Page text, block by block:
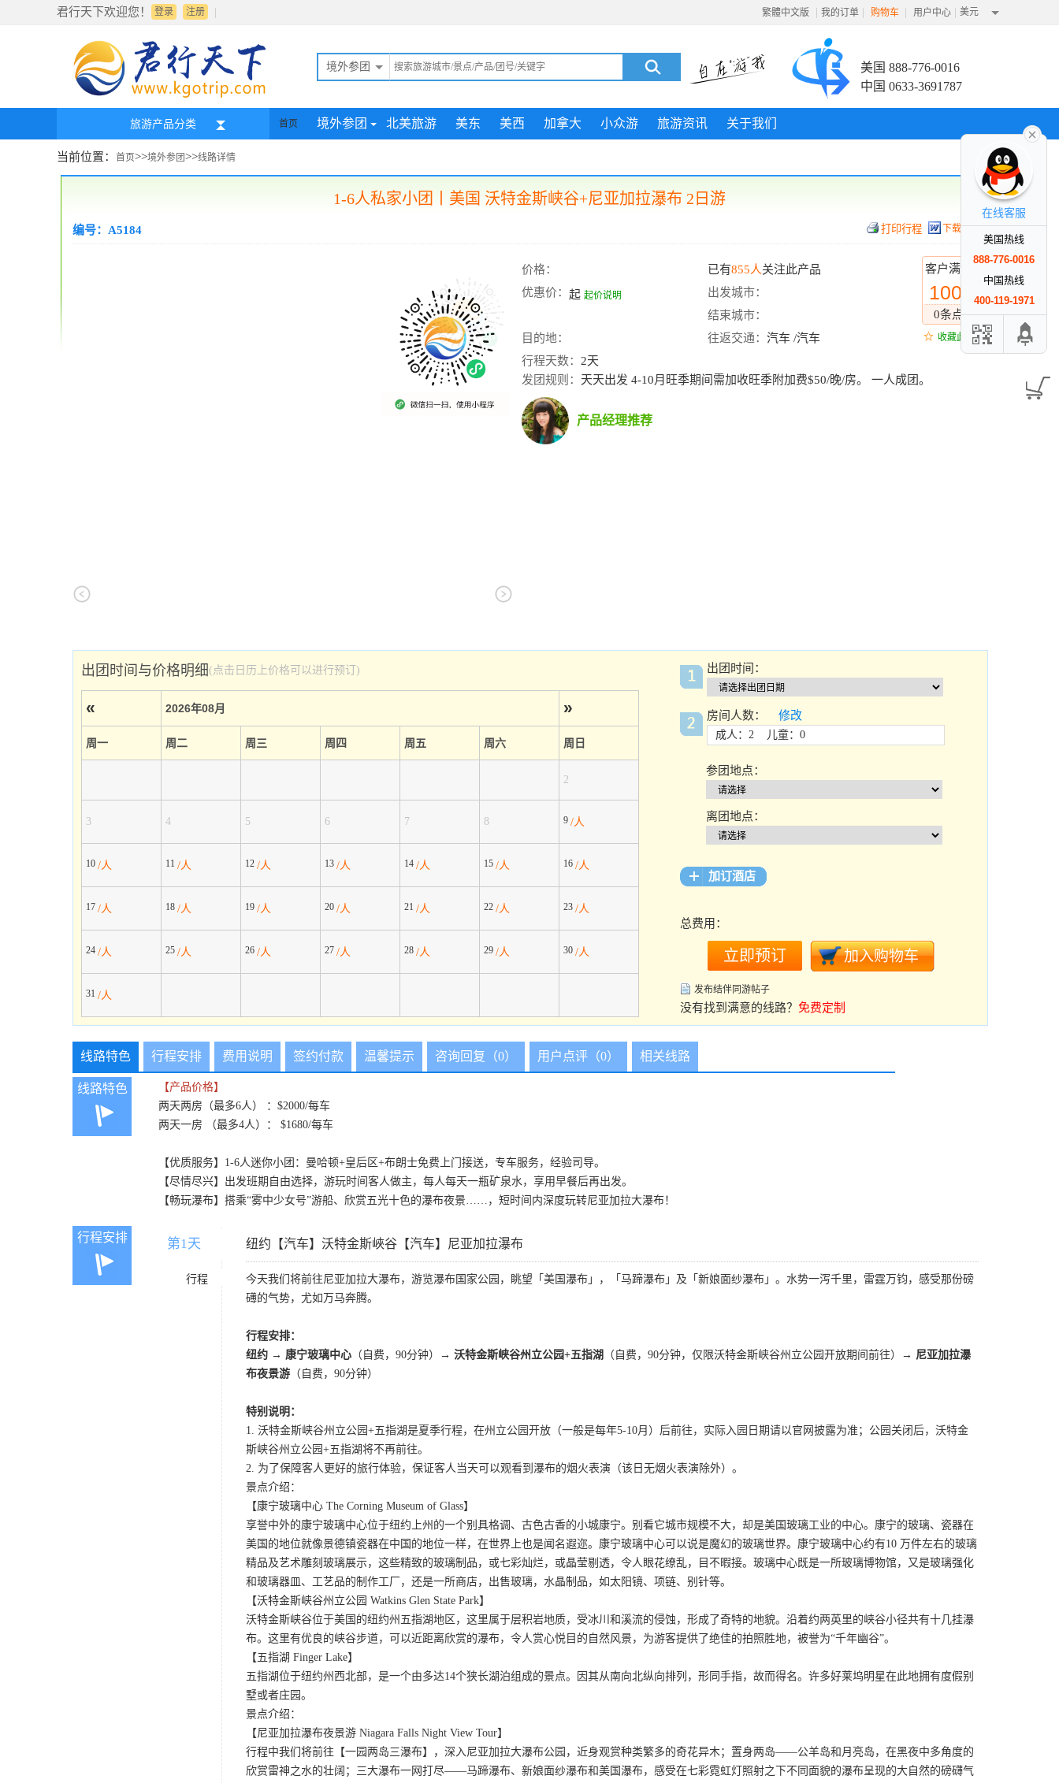
君行天下欢迎您！ 登录 |
注册 繁體中文版 | 我的订单 | 购物车 | 用户中心 | 美元
境外参团
美国 888-776-0016
中国 0633-3691787
旅游产品分类 首页 境外参团 北美旅游 美东 美西 加拿大 小众游 旅游资讯 关于我们
当前位置： 首页>>境外参团>>线路详情
1-6人私家小团丨美国 沃特金斯峡谷+尼亚加拉瀑布 2日游
编号：A5184 下载行程
客户满意度
100%
0条点评
收藏此线路
价格： 已有855人关注此产品
优惠价： 起 起价说明
出发城市：
结束城市：
目的地：
往返交通： 汽车 /汽车
行程天数： 2天
发团规则： 天天出发 4-10月旺季期间需加收旺季附加费$50/晚/房。 一人成团。
产品经理推荐
出团时间与价格明细(点击日历上价格可以进行预订)
« 2026年08月 »
周一 周二 周三 周四 周五 周六 周日
2
3 4 5 6 7 8 9 /人
10 /人 11 /人 12 /人 13 /人 14 /人 15 /人 16 /人
17 /人 18 /人 19 /人 20 /人 21 /人 22 /人 23 /人
24 /人 25 /人 26 /人 27 /人 28 /人 29 /人 30 /人
31 /人
出团时间：
房间人数： 修改
成人：2 儿童：0
参团地点：
离团地点：
加订酒店
总费用：
发布结伴同游帖子
没有找到满意的线路？ 免费定制
线路特色 行程安排 费用说明 签约付款 温馨提示 咨询回复（0） 用户点评（0） 相关线路
线路特色
【产品价格】
两天两房（最多6人） ：$2000/每车
两天一房 （最多4人）： $1680/每车
【优质服务】1-6人迷你小团：曼哈顿+皇后区+布朗士免费上门接送，专车服务，经验司导。
【尽情尽兴】出发班期自由选择，游玩时间客人做主，每人每天一瓶矿泉水，享用早餐后再出发。
【畅玩瀑布】搭乘“雾中少女号”游船、欣赏五光十色的瀑布夜景……，短时间内深度玩转尼亚加拉大瀑布！
行程安排 第1天 纽约【汽车】沃特金斯峽谷【汽车】尼亚加拉瀑布
行程
今天我们将前往尼亚加拉大瀑布，游览瀑布国家公园，眺望「美国瀑布」，「马蹄瀑布」及「新娘面纱瀑布」。水势一泻千里，雷霆万钧，感受那份磅
礡的气势，尤如万马奔腾。
行程安排：
纽约 → 康宁玻璃中心 （自费，90分钟） → 沃特金斯峡谷州立公园+五指湖 （自费，90分钟，仅限沃特金斯峡谷州立公园开放期间前往）
→ 尼亚加拉瀑
布夜景游 （自费，90分钟）
特别说明：
1. 沃特金斯峡谷州立公园+五指湖是夏季行程，在州立公园开放（一般是每年5-10月）后前往，实际入园日期请以官网披露为准；公园关闭后，沃特金
斯峡谷州立公园+五指湖将不再前往。
2. 为了保障客人更好的旅行体验，保证客人当天可以观看到瀑布的烟火表演（该日无烟火表演除外）。
景点介绍：
【康宁玻璃中心 The Corning Museum of Glass】
享誉中外的康宁玻璃中心位于纽约上州的一个别具格调、古色古香的小城康宁。别看它城市规模不大，却是美国玻璃工业的中心。康宁的玻璃、瓷器在
美国的地位就像景德镇瓷器在中国的地位一样，在世界上也是闻名遐迩。康宁玻璃中心可以说是魔幻的玻璃世界。康宁玻璃中心约有10 万件左右的玻璃
精品及艺术雕刻玻璃展示，这些精致的玻璃制品，或七彩灿烂，或晶莹剔透，令人眼花缭乱，目不暇接。玻璃中心既是一所玻璃博物馆，又是玻璃强化
和玻璃器皿、工艺品的制作工厂，还是一所商店，出售玻璃，水晶制品，如太阳镜、项链、别针等。
【沃特金斯峡谷州立公园 Watkins Glen State Park】
沃特金斯峡谷位于美国的纽约州五指湖地区，这里属于层积岩地质，受冰川和溪流的侵蚀，形成了奇特的地貌。沿着约两英里的峡谷小径共有十几挂瀑
布。这里有优良的峡谷步道，可以近距离欣赏的瀑布，令人赏心悦目的自然风景，为游客提供了绝佳的拍照胜地，被誉为“千年幽谷”。
【五指湖 Finger Lake】
五指湖位于纽约州西北部，是一个由多达14个狭长湖泊组成的景点。因其从南向北纵向排列，形同手指，故而得名。许多好莱坞明星在此地拥有度假别
墅或者庄园。
景点介绍：
【尼亚加拉瀑布夜景游 Niagara Falls Night View Tour】
行程中我们将前往【一园两岛三瀑布】，深入尼亚加拉大瀑布公园，近身观赏种类繁多的奇花异木；置身两岛——公羊岛和月亮岛，在黑夜中多角度的
欣赏雷神之水的壮阔；三大瀑布一网打尽——马蹄瀑布、新娘面纱瀑布和美国瀑布，感受在七彩霓虹灯照射之下不同面貌的瀑布呈现的大自然的磅礴气
在线客服
美国热线
888-776-0016
中国热线
400-119-1971